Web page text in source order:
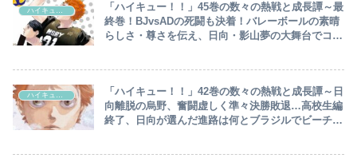
ハイキュー‼︎
「ハイキュー！！」45巻の数々の熱戦と成長譚～最
終巻！BJvsADの死闘も決着！バレーボールの素晴
らしさ・尊さを伝え、日向・影山夢の大舞台でコン
ハイキュー‼︎
「ハイキュー！！」42巻の数々の熱戦と成長譚～日
向離脱の烏野、奮闘虚しく準々決勝敗退…高校生編
終了、日向が選んだ進路は何とブラジルでビーチバ